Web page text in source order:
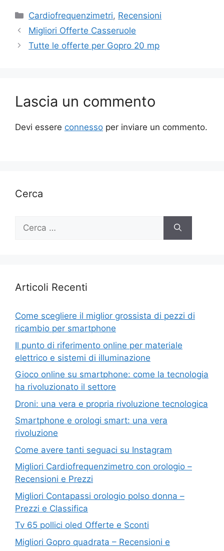
Categorie
Cardiofrequenzimetri, Recensioni
Migliori Offerte Casseruole
Tutte le offerte per Gopro 20 mp
Lascia un commento
Devi essere connesso per inviare un commento.
Cerca
Ricerca
Articoli Recenti
Come scegliere il miglior grossista di pezzi di
ricambio per smartphone
Il punto di riferimento online per materiale
elettrico e sistemi di illuminazione
Gioco online su smartphone: come la tecnologia
ha rivoluzionato il settore
Droni: una vera e propria rivoluzione tecnologica
Smartphone e orologi smart: una vera
rivoluzione
Come avere tanti seguaci su Instagram
Migliori Cardiofrequenzimetro con orologio –
Recensioni e Prezzi
Migliori Contapassi orologio polso donna –
Prezzi e Classifica
Tv 65 pollici oled Offerte e Sconti
Migliori Gopro quadrata – Recensioni e